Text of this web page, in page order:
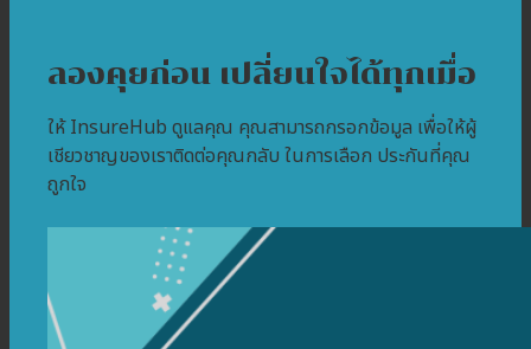
ลองคุยก่อน เปลี่ยนใจได้ทุกเมื่อ
ให้ InsureHub ดูแลคุณ คุณสามารถกรอกข้อมูล เพื่อให้ผู้
เชียวชาญของเราติดต่อคุณกลับ ในการเลือก ประกันที่คุณ
ถูกใจ